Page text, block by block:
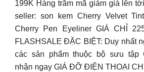
199K Hàng trăm mã giảm giá lên
seller: son kem Cherry Velvet
Cherry Pen Eyeliner GIÁ CHỈ
FLASHSALE ĐẶC BIỆT: Duy nhất
các sản phẩm thuộc bộ sưu tập
nhận ngay GIÁ ĐỠ ĐIỆN THOẠI